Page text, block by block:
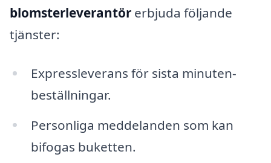
blomsterleverantör erbjuda följande
tjänster:
Expressleverans för sista minuten-
beställningar.
Personliga meddelanden som kan
bifogas buketten.